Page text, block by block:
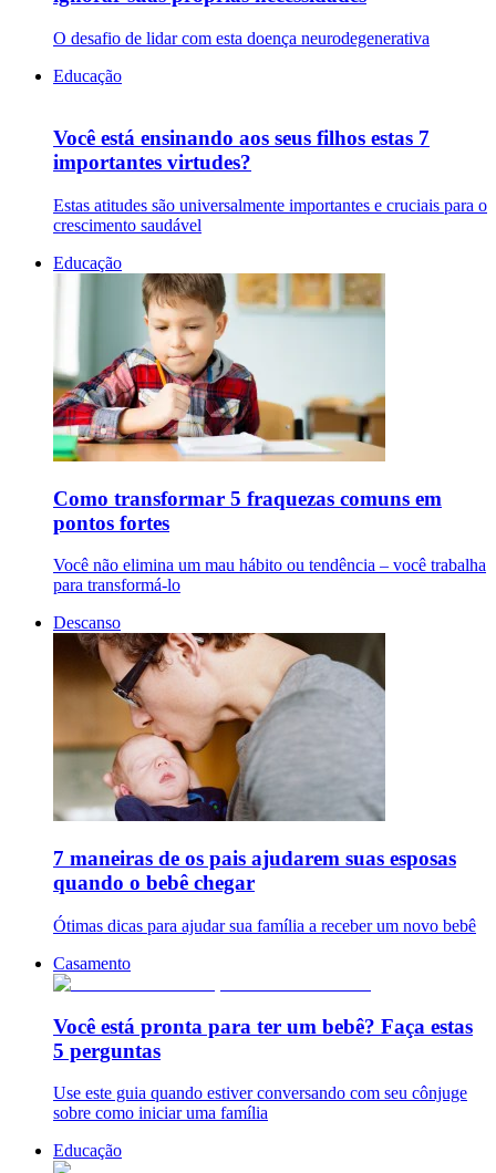
O desafio de lidar com esta doença neurodegenerativa
Educação
Você está ensinando aos seus filhos estas 7
importantes virtudes?
Estas atitudes são universalmente importantes e cruciais para o
crescimento saudável
Educação
Como transformar 5 fraquezas comuns em
pontos fortes
Você não elimina um mau hábito ou tendência – você trabalha
para transformá-lo
Descanso
7 maneiras de os pais ajudarem suas esposas
quando o bebê chegar
Ótimas dicas para ajudar sua família a receber um novo bebê
Casamento
Você está pronta para ter um bebê? Faça estas
5 perguntas
Use este guia quando estiver conversando com seu cônjuge
sobre como iniciar uma família
Educação